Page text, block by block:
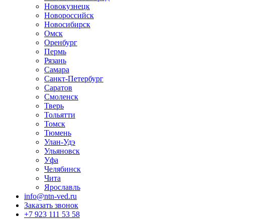
Новокузнецк
Новороссийск
Новосибирск
Омск
Оренбург
Пермь
Рязань
Самара
Санкт-Петербург
Саратов
Смоленск
Тверь
Тольятти
Томск
Тюмень
Улан-Удэ
Ульяновск
Уфа
Челябинск
Чита
Ярославль
info@ntn-ved.ru
Заказать звонок
+7 923 111 53 58